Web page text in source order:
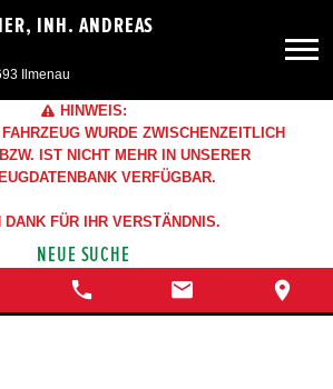
INH. ANDREAS
Ilmenau
HINWEIS:
WURDE ZWISCHENZEITLICH
IST NICHT MEHR IN UNSERER
VERFÜGBAR.
DANK FÜR IHR VERSTÄNDNIS.
NEUE SUCHE